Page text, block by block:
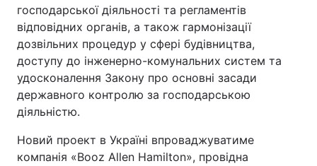
господарської діяльності та регламентів
відповідних органів, а також гармонізації
дозвільних процедур у сфері будівництва,
доступу до інженерно-комунальних систем та
удосконалення Закону про основні засади
державного контролю за господарською
діяльністю.
Новий проект в Україні впроваджуватиме
компанія «Booz Allen Hamilton», провідна